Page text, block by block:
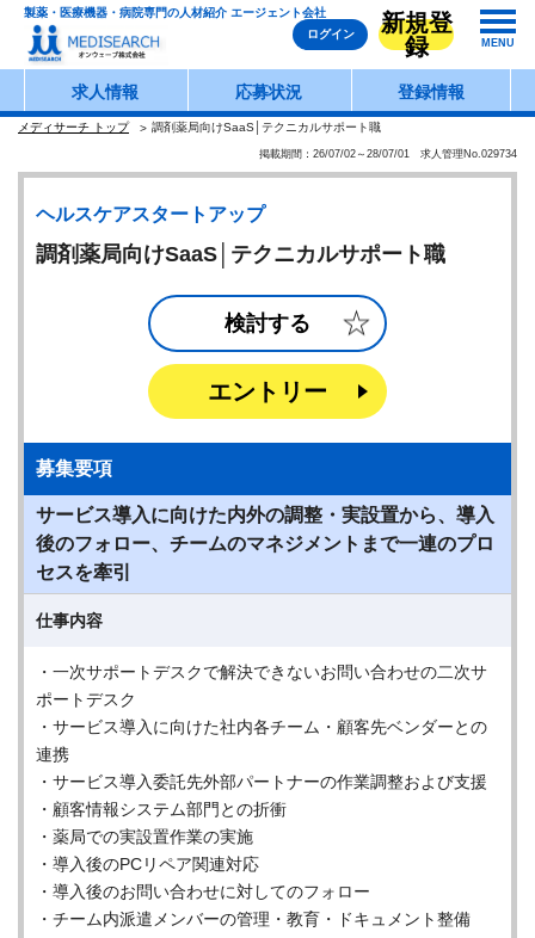
製薬・医療機器・病院専門の人材紹介 エージェント会社
ログイン
新規登
録
MENU
求人情報 応募状況 登録情報
メディサーチ トップ 調剤薬局向けSaaS│テクニカルサポート職
掲載期間：26/07/02～28/07/01 求人管理No.029734
ヘルスケアスタートアップ
調剤薬局向けSaaS│テクニカルサポート職
検討する
エントリー
募集要項
サービス導入に向けた内外の調整・実設置から、導入
後のフォロー、チームのマネジメントまで一連のプロ
セスを牽引
仕事内容
・一次サポートデスクで解決できないお問い合わせの二次サ
ポートデスク
・サービス導入に向けた社内各チーム・顧客先ベンダーとの
連携
・サービス導入委託先外部パートナーの作業調整および支援
・顧客情報システム部門との折衝
・薬局での実設置作業の実施
・導入後のPCリペア関連対応
・導入後のお問い合わせに対してのフォロー
・チーム内派遣メンバーの管理・教育・ドキュメント整備